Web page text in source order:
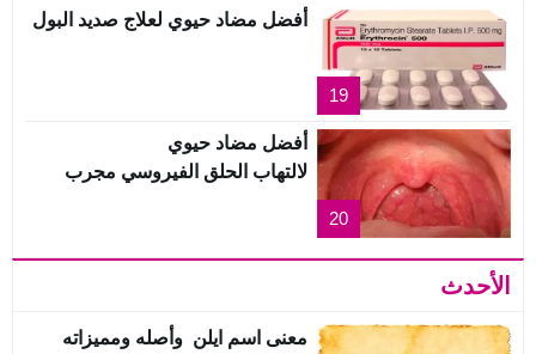
19
أفضل مضاد حيوي لعلاج صديد البول
20
أفضل مضاد حيوي
لالتهاب الحلق الفيروسي مجرب
الأحدث
معنى اسم ايلن وأصله ومميزاته